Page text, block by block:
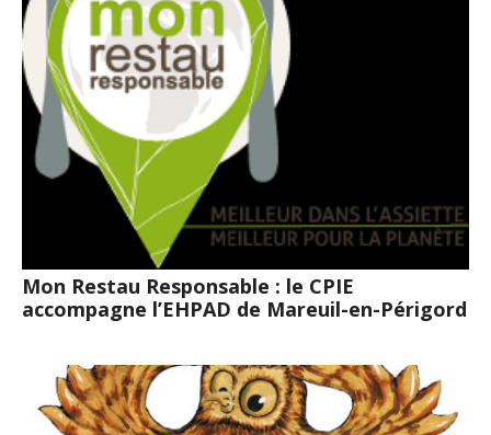
Mon Restau Responsable : le CPIE
accompagne l’EHPAD de Mareuil-en-Périgord